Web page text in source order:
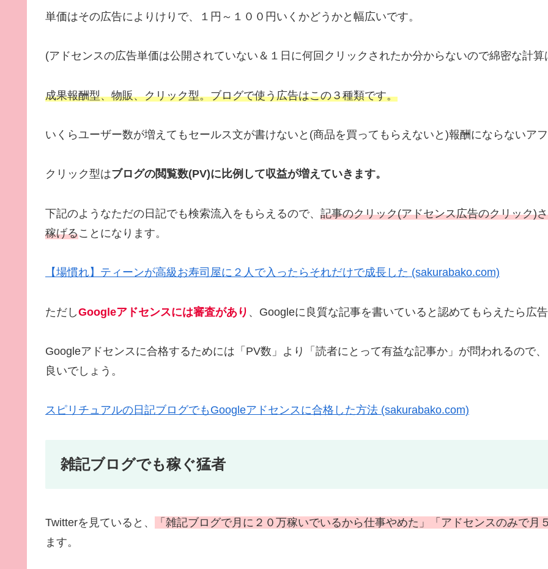
単価はその広告によりけりで、１円～１００円いくかどうかと幅広いです。
(アドセンスの広告単価は公開されていない＆１日に何回クリックされたか分からないので綿密な計算
成果報酬型、物販、クリック型。ブログで使う広告はこの３種類です。
いくらユーザー数が増えてもセールス文が書けないと(商品を買ってもらえないと)報酬にならないア
クリック型はブログの閲覧数(PV)に比例して収益が増えていきます。
下記のようなただの日記でも検索流入をもらえるので、 記事のクリック(アドセンス広告のクリック)
稼げることになります。
【場慣れ】ティーンが高級お寿司屋に２人で入ったらそれだけで成長した (sakurabako.com)
ただしGoogleアドセンスには審査があり 、Googleに良質な記事を書いていると認めてもらえたら広
Googleアドセンスに合格するためには「PV数」より「読者にとって有益な記事か」が問われるので
良いでしょう。
スピリチュアルの日記ブログでもGoogleアドセンスに合格した方法 (sakurabako.com)
雑記ブログでも稼ぐ猛者
Twitterを見ていると、
「雑記ブログで月に２０万稼いでいるから仕事やめた」「アドセンスのみで月
ます。